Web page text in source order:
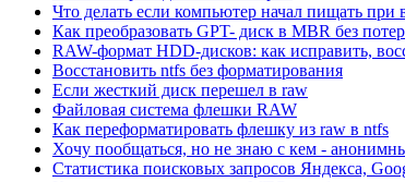
Что делать если компьютер начал пищать
Как преобразовать GPT- диск в MBR без
RAW-формат HDD-дисков: как исправить,
Восстановить ntfs без форматирования
Если жесткий диск перешел в raw
Файловая система флешки RAW
Как переформатировать флешку из raw в ntfs
Хочу пообщаться, но не знаю с кем -
Статистика поисковых запросов Яндекса,